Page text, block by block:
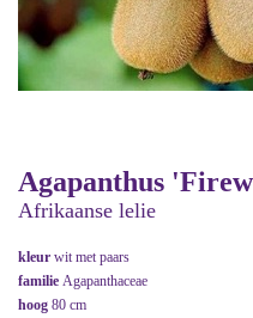
Agapanthus
Afrikaanse lelie
kleur wit met paars
familie Agapanthaceae
hoog 80 cm